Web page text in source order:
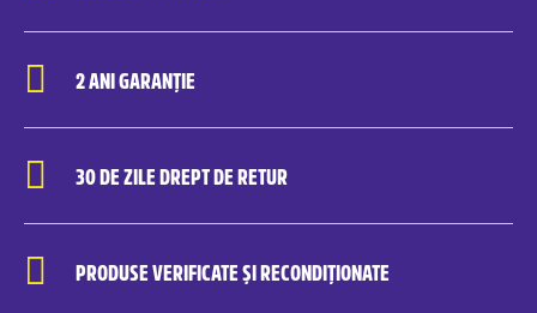
2 ANI GARANȚIE
30 DE ZILE DREPT DE RETUR
PRODUSE VERIFICATE ȘI RECONDIȚIONATE